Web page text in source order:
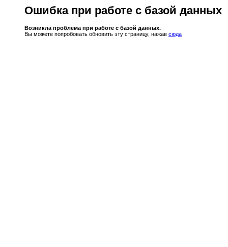
Ошибка при работе с базой данных
Возникла проблема при работе с базой данных.
Вы можете попробовать обновить эту страницу, нажав сюда